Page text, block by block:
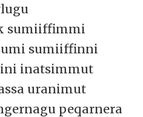
sumiiffimmi
sumiiffinni
inatsimmut
uranimut
peqarnera